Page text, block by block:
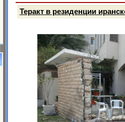
Теракт в резиденции